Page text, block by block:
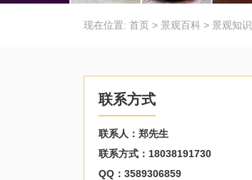
现在位置: 首页 > 景观百科 > 景观知识
联系方式
联系人：郑先生
联系方式：18038191730
QQ：3589306859